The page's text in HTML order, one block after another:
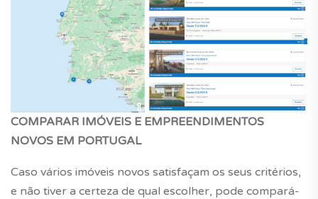
COMPARAR IMÓVEIS E EMPREENDIMENTOS
NOVOS EM PORTUGAL
Caso vários imóveis novos satisfaçam os seus critérios,
e não tiver a certeza de qual escolher, pode compará-